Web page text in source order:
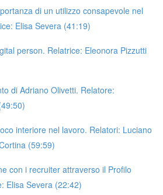
di un utilizzo consapevole nel
Elisa Severa (41:19)
person. Relatrice: Eleonora Pizzutti
di Adriano Olivetti. Relatore:
interiore nel lavoro. Relatori: Luciano
(59:59)
con i recruiter attraverso il Profilo
Elisa Severa (22:42)